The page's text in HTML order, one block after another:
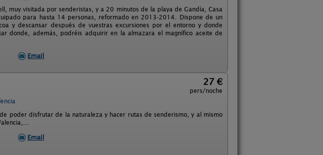
muy visitada por senderistas, y a 20 minutos de la playa de Gandía, Casa
para hasta 14 personas, reformado en 2013-2014. Dispone de un
y descansar después de vuestras excursiones por el entorno y donde
donde, además, podréis adquirir en la almazara el magnífico aceite de
Email
27 €
pers/noche
poder disfrutar de la naturaleza y hacer rutas de senderismo, y al mismo
Email